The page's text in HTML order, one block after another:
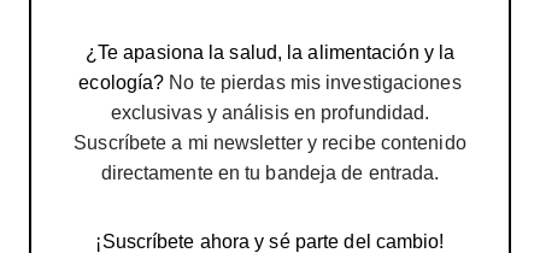
¿Te apasiona la salud, la alimentación y la
ecología? No te pierdas mis investigaciones
exclusivas y análisis en profundidad.
Suscríbete a mi newsletter y recibe contenido
directamente en tu bandeja de entrada.
¡Suscríbete ahora y sé parte del cambio!